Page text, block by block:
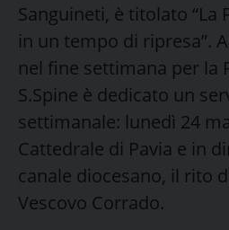
Sanguineti, è titolato “La
in un tempo di ripresa”.
nel fine settimana per la
S.Spine è dedicato un
settimanale: lunedì 24
Cattedrale di Pavia e in
canale diocesano, il rito
Vescovo Corrado.